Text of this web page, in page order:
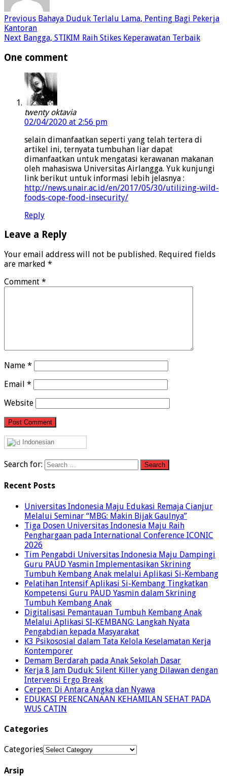
Previous Bahaya Duduk Terlalu Lama, Penting Bagi Pekerja
Kantoran
Next Bangga, STIKIM Raih Stikes Keperawatan Terbaik
One comment
twenty oktavia
02/04/2020 at 2:56 pm
selain dimanfaatkan seperti yang telah tertera di
artikel ini, ternyata tumbuhan liar dapat
dimanfaatkan untuk mengatasi kerawanan makanan
oleh mahasiswa Universitas Airlangga. Yuk kunjungi
link berikut untuk informasi lebih jelasnya :
http://news.unair.ac.id/en/2017/05/30/utilizing-wild-
foods-cope-food-insecurity/
Reply
Leave a Reply
Your email address will not be published. Required fields
are marked *
Comment *
Name *
Email *
Website
Indonesian
Search for:
Recent Posts
Universitas Indonesia Maju Edukasi Remaja Cianjur
Melalui Seminar “MBG: Makin Bijak Gaulnya”
Tiga Dosen Universitas Indonesia Maju Raih
Penghargaan pada International Conference ICONIC
2026
Tim Pengabdi Universitas Indonesia Maju Dampingi
Guru PAUD Yasmin Implementasikan Skrining
Tumbuh Kembang Anak melalui Aplikasi Si-Kembang
Pelatihan Intensif Aplikasi Si-Kembang Tingkatkan
Kompetensi Guru PAUD Yasmin dalam Skrining
Tumbuh Kembang Anak
Digitalisasi Pemantauan Tumbuh Kembang Anak
Melalui Aplikasi SI-KEMBANG: Langkah Nyata
Pengabdian kepada Masyarakat
K3 Psikososial dalam Tata Kelola Keselamatan Kerja
Kontemporer
Demam Berdarah pada Anak Sekolah Dasar
Kerja 8 Jam Duduk: Silent Killer yang Dilawan dengan
Intervensi Ergo Break
Cerpen: Di Antara Angka dan Nyawa
EDUKASI PERENCANAAN KEHAMILAN SEHAT PADA
WUS CATIN
Categories
Categories
Arsip